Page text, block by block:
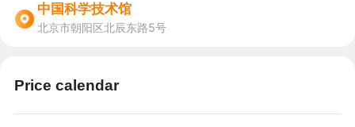
中国科学技术馆
北京市朝阳区北辰东路5号
Price calendar